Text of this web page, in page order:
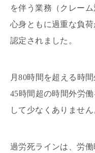
を伴う業務（クレー
心身ともに過重な負
認定されました。
月80時間を超える時
45時間超の時間外労
して少なくありません
過労死ラインは、労